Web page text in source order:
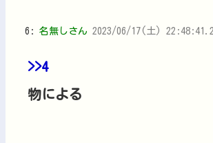
6: 名無しさん 2023/06/17(土)
>>4
物による